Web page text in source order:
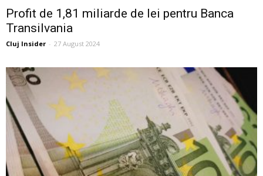
Profit de 1,81 miliarde de lei pentru Banca
Transilvania
Cluj Insider - 27 August 2024